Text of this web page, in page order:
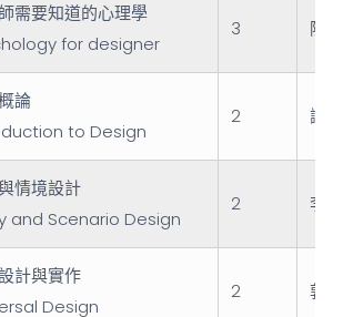
需要知道的心理學
for designer
3 陳
論
to Design
2 謝
情境設計
and Scenario Design
2 李
計與實作
Design
2 郭